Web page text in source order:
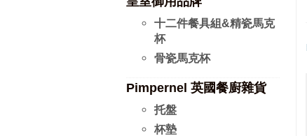
十二件餐具組&精瓷馬克
杯
骨瓷馬克杯
Pimpernel 英國餐廚雜貨
托盤
杯墊